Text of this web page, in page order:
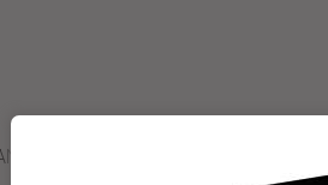
WALTER HAIR STYLIST